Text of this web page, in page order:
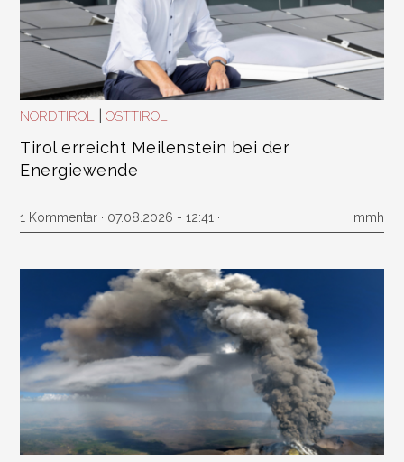
NORDTIROL OSTTIROL
Tirol erreicht Meilenstein bei der
Energiewende
1 Kommentar · 07.08.2026 - 12:41 · mmh